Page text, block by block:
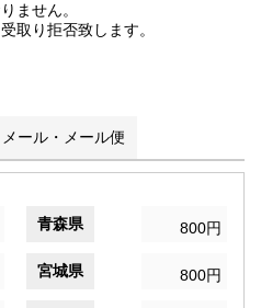
ません。
取り拒否致します。
ール・メール便
青森県 800円
宮城県 800円